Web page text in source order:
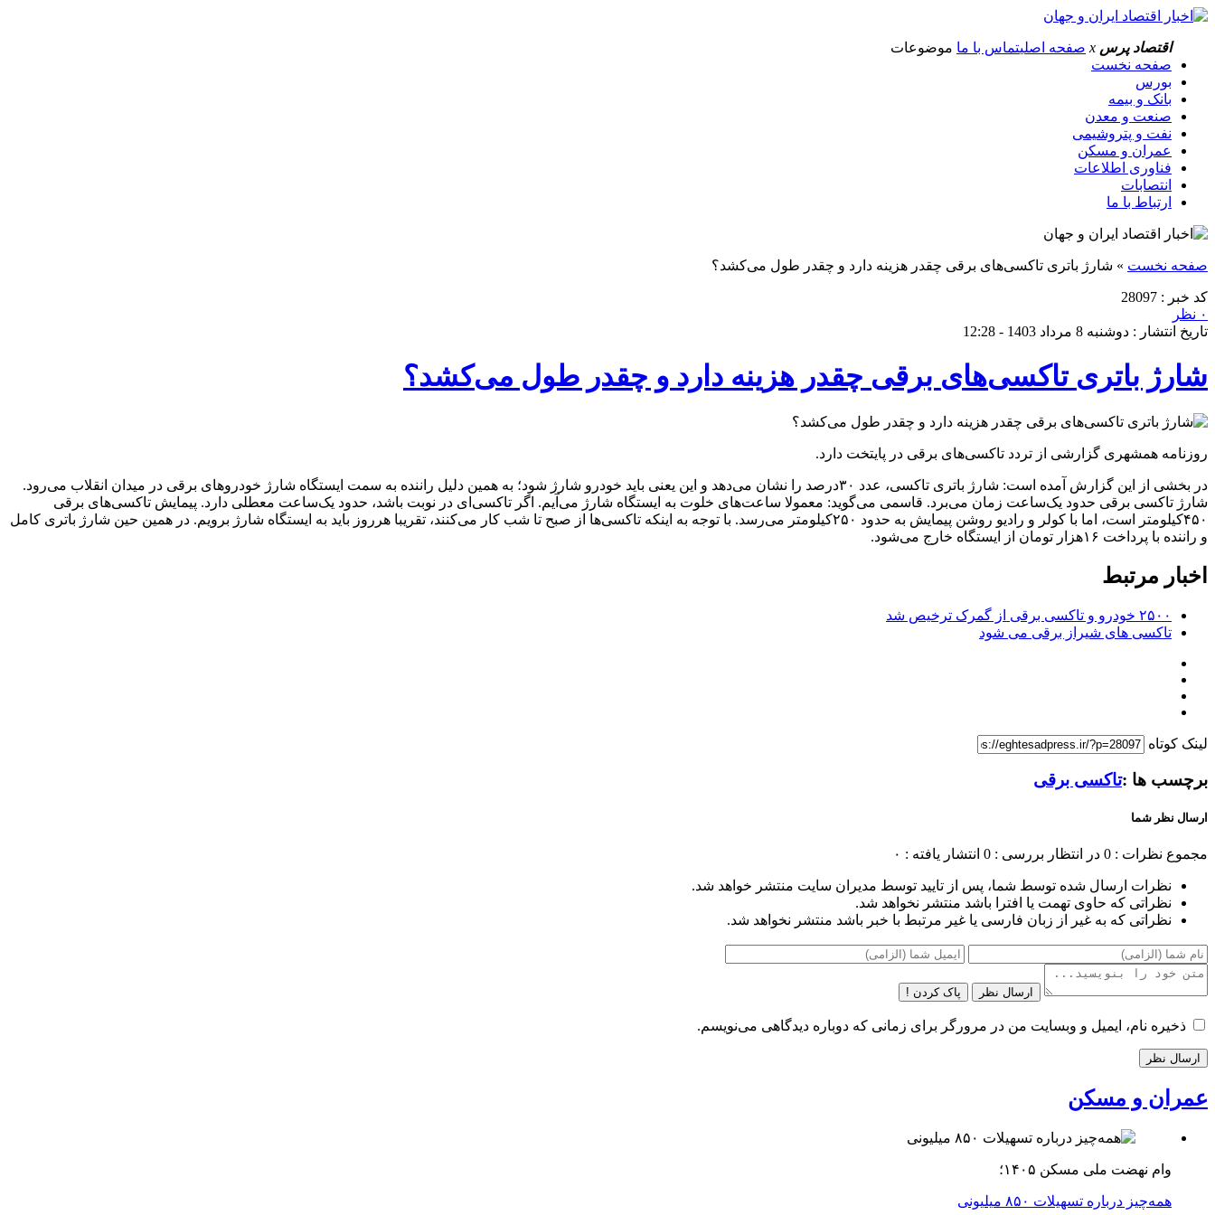
اقتصاد پرس x صفحه اصلیتماس با ما موضوعات
صفحه نخست
بورس
بانک و بیمه
صنعت و معدن
نفت و پتروشیمی
عمران و مسکن
فناوری اطلاعات
انتصابات
ارتباط با ما
صفحه نخست » شارژ باتری تاکسی‌های برقی چقدر هزینه دارد و چقدر طول می‌کشد؟
کد خبر : 28097
۰ نظر
تاریخ انتشار : دوشنبه 8 مرداد 1403 - 12:28
شارژ باتری تاکسی‌های برقی چقدر هزینه دارد و چقدر طول می‌کشد؟
روزنامه همشهری گزارشی از تردد تاکسی‌های برقی در پایتخت دارد.
در بخشی از این گزارش آمده است: شارژ باتری تاکسی، عدد ۳۰درصد را نشان می‌دهد و این یعنی باید خودرو شارژ شود؛ به همین دلیل راننده به سمت ایستگاه شارژ خودروهای برقی در میدان انقلاب می‌رود.
شارژ تاکسی برقی حدود یک‌ساعت زمان می‌برد. قاسمی می‌گوید: معمولا ساعت‌های خلوت به ایستگاه شارژ می‌آیم. اگر تاکسی‌ای در نوبت باشد، حدود یک‌ساعت معطلی دارد. پیمایش تاکسی‌های برقی
۴۵۰کیلومتر است، اما با کولر و رادیو روشن پیمایش به حدود ۲۵۰کیلومتر می‌رسد. با توجه به اینکه تاکسی‌ها از صبح تا شب کار می‌کنند، تقریبا هرروز باید به ایستگاه شارژ برویم. در همین حین شارژ باتری کامل
و راننده با پرداخت ۱۶هزار تومان از ایستگاه خارج می‌شود.
اخبار مرتبط
۲۵۰۰ خودرو و تاکسی برقی از گمرک ترخیص شد
تاکسی های شیراز برقی می شود
لینک کوتاه
برچسب ها :تاکسی برقی
ارسال نظر شما
مجموع نظرات : 0 در انتظار بررسی : 0 انتشار یافته : ۰
نظرات ارسال شده توسط شما، پس از تایید توسط مدیران سایت منتشر خواهد شد.
نظراتی که حاوی تهمت یا افترا باشد منتشر نخواهد شد.
نظراتی که به غیر از زبان فارسی یا غیر مرتبط با خبر باشد منتشر نخواهد شد.
ارسال نظر پاک کردن !
ذخیره نام، ایمیل و وبسایت من در مرورگر برای زمانی که دوباره دیدگاهی می‌نویسم.
عمران و مسکن
وام نهضت ملی مسکن ۱۴۰۵؛
همه‌چیز درباره تسهیلات ۸۵۰ میلیونی